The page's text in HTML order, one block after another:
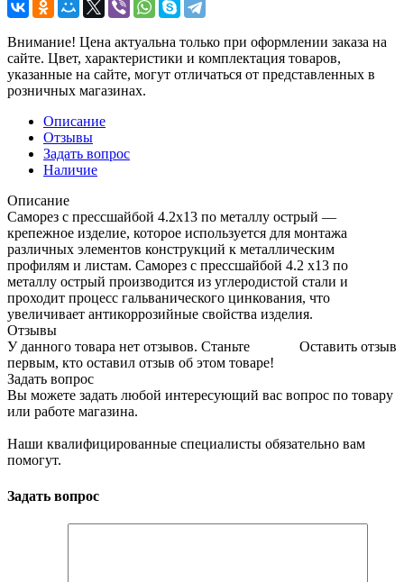
Внимание! Цена актуальна только при оформлении заказа на
сайте. Цвет, характеристики и комплектация товаров,
указанные на сайте, могут отличаться от представленных в
розничных магазинах.
Описание
Отзывы
Задать вопрос
Наличие
Описание
Саморез с прессшайбой 4.2х13 по металлу острый —
крепежное изделие, которое используется для монтажа
различных элементов конструкций к металлическим
профилям и листам. Саморез с прессшайбой 4.2 х13 по
металлу острый производится из углеродистой стали и
проходит процесс гальванического цинкования, что
увеличивает антикоррозийные свойства изделия.
Отзывы
Оставить отзыв
У данного товара нет отзывов. Станьте
первым, кто оставил отзыв об этом товаре!
Задать вопрос
Вы можете задать любой интересующий вас вопрос по товару
или работе магазина.
Наши квалифицированные специалисты обязательно вам
помогут.
Задать вопрос